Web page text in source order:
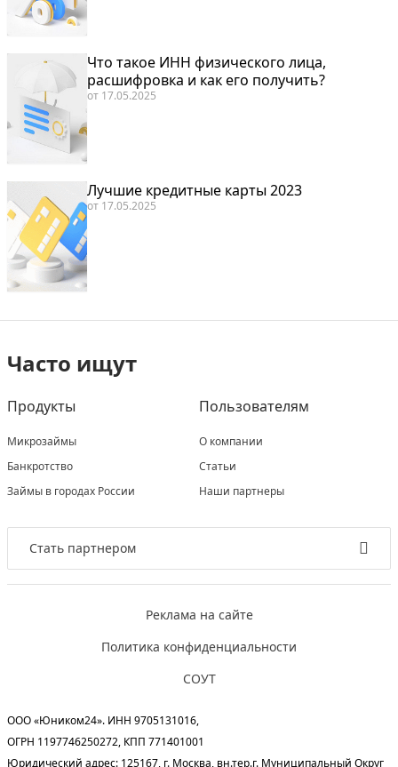
Что такое ИНН физического лица,
расшифровка и как его получить?
от 17.05.2025
Лучшие кредитные карты 2023
от 17.05.2025
Часто ищут
Продукты
Микрозаймы
Банкротство
Займы в городах России
Пользователям
О компании
Статьи
Наши партнеры
Стать партнером
Реклама на сайте
Политика конфиденциальности
СОУТ
ООО «Юником24». ИНН 9705131016,
ОГРН 1197746250272, КПП 771401001
Юридический адрес: 125167, г. Москва, вн.тер.г. Муниципальный Округ